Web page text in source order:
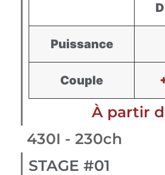
Puissance
Couple
À partir
430I - 230ch
STAGE #01